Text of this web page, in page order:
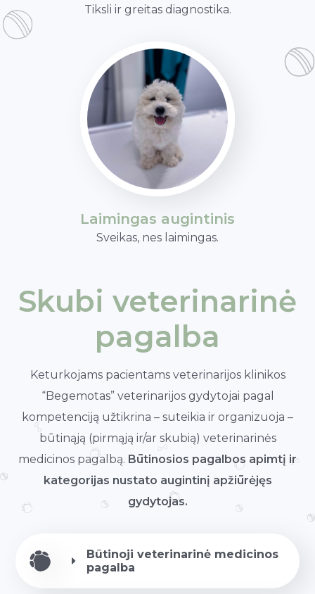
Tiksli ir greitas diagnostika.
Laimingas augintinis
Sveikas, nes laimingas.
Skubi veterinarinė
pagalba
Keturkojams pacientams veterinarijos klinikos
“Begemotas” veterinarijos gydytojai pagal
kompetenciją užtikrina – suteikia ir organizuoja –
būtinąją (pirmąją ir/ar skubią) veterinarinės
medicinos pagalbą. Būtinosios pagalbos apimtį ir
kategorijas nustato augintinį apžiūrėjęs
gydytojas.
Būtinoji veterinarinė medicinos
pagalba